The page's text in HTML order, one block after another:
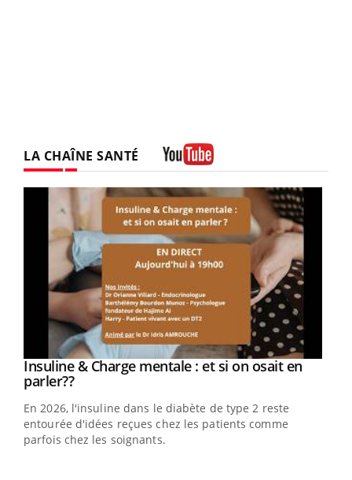
LA CHAÎNE SANTÉ
Youtube
Insuline & Charge mentale : et si on osait en
parler??Youtube
En 2026, l'insuline dans le diabète de type 2 reste
entourée d'idées reçues chez les patients comme
parfois chez les soignants.